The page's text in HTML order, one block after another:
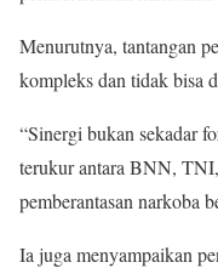
Menurutnya, tantangan
kompleks dan tidak bisa
“Sinergi bukan sekadar
terukur antara BNN,
pemberantasan narkoba
Ia juga menyampaikan